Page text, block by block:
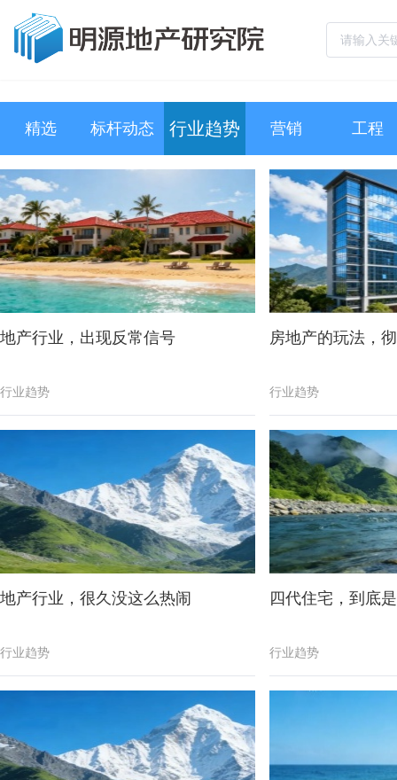
精选 标杆动态 行业趋势 营销 工程
地产行业，出现反常信号
行业趋势
房地产的玩法，
行业趋势
地产行业，很久没这么热闹
行业趋势
四代住宅，到底
行业趋势